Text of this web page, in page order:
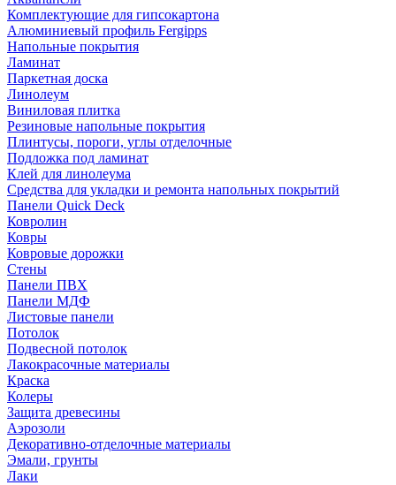
Комплектующие для гипсокартона
Алюминиевый профиль Fergipps
Напольные покрытия
Ламинат
Паркетная доска
Линолеум
Виниловая плитка
Резиновые напольные покрытия
Плинтусы, пороги, углы отделочные
Подложка под ламинат
Клей для линолеума
Средства для укладки и ремонта напольных покрытий
Панели Quick Deck
Ковролин
Ковры
Ковровые дорожки
Стены
Панели ПВХ
Панели МДФ
Листовые панели
Потолок
Подвесной потолок
Лакокрасочные материалы
Краска
Колеры
Защита древесины
Аэрозоли
Декоративно-отделочные материалы
Эмали, грунты
Лаки